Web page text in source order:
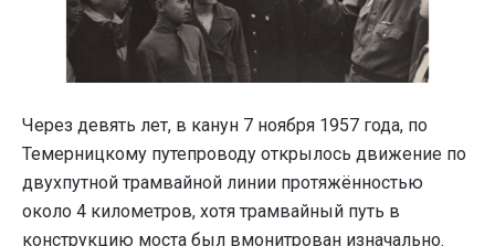
Через девять лет, в канун 7 ноября 1957 года, по
Темерницкому путепроводу открылось движение по
двухпутной трамвайной линии протяжённостью
около 4 километров, хотя трамвайный путь в
конструкцию моста был вмонитрован изначально.